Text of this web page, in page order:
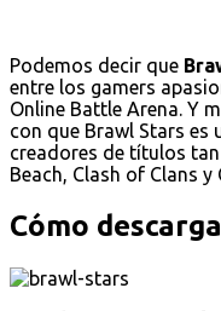
Podemos decir que
entre los gamers
Online Battle Arena. Y
con que Brawl Stars
creadores de títulos
Beach, Clash of Clans y
Cómo